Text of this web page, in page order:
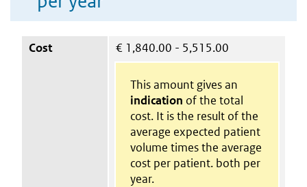
Cost € 1,840.00 - 5,515.00
This amount gives an
indication of the total
cost. It is the result of the
average expected patient
volume times the average
cost per patient. both per
year.